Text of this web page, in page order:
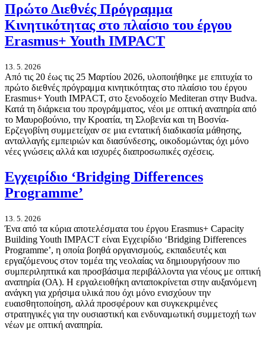
Πρώτο Διεθνές Πρόγραμμα
Κινητικότητας στο πλαίσιο του έργου
Erasmus+ Youth IMPACT
13. 5. 2026
Από τις 20 έως τις 25 Μαρτίου 2026, υλοποιήθηκε με επιτυχία το
πρώτο διεθνές πρόγραμμα κινητικότητας στο πλαίσιο του έργου
Erasmus+ Youth IMPACT, στο ξενοδοχείο Mediteran στην Budva.
Κατά τη διάρκεια του προγράμματος, νέοι με οπτική αναπηρία από
το Μαυροβούνιο, την Κροατία, τη Σλοβενία και τη Βοσνία-
Ερζεγοβίνη συμμετείχαν σε μια εντατική διαδικασία μάθησης,
ανταλλαγής εμπειριών και διασύνδεσης, οικοδομώντας όχι μόνο
νέες γνώσεις αλλά και ισχυρές διαπροσωπικές σχέσεις.
Εγχειρίδιο ‘Bridging Differences
Programme’
13. 5. 2026
Ένα από τα κύρια αποτελέσματα του έργου Erasmus+ Capacity
Building Youth IMPACT είναι Εγχειρίδιο ‘Bridging Differences
Programme’, η οποία βοηθά οργανισμούς, εκπαιδευτές και
εργαζόμενους στον τομέα της νεολαίας να δημιουργήσουν πιο
συμπεριληπτικά και προσβάσιμα περιβάλλοντα για νέους με οπτική
αναπηρία (ΟΑ). Η εργαλειοθήκη ανταποκρίνεται στην αυξανόμενη
ανάγκη για χρήσιμα υλικά που όχι μόνο ενισχύουν την
ευαισθητοποίηση, αλλά προσφέρουν και συγκεκριμένες
στρατηγικές για την ουσιαστική και ενδυναμωτική συμμετοχή των
νέων με οπτική αναπηρία.